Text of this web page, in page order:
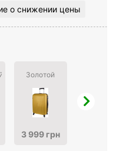
о снижении цены
Золотой
3 999 грн